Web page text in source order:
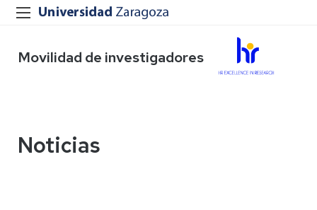
Movilidad de investigadores
Noticias